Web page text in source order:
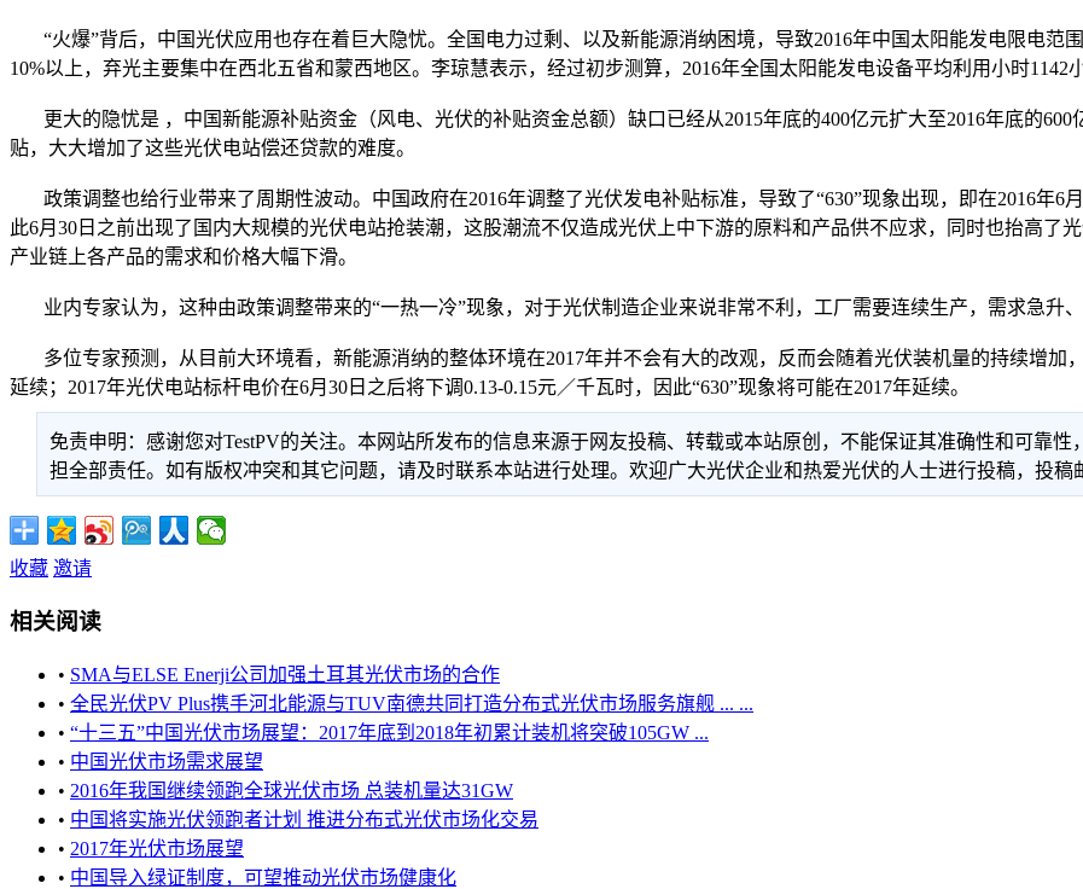
“火爆”背后，中国光伏应用也存在着巨大隐忧。全国电力过剩、以及新能源消纳困境，导致2016年中国太阳能发电限电范
10%以上，弃光主要集中在西北五省和蒙西地区。李琼慧表示，经过初步测算，2016年全国太阳能发电设备平均利用小时1142
更大的隐忧是 ，中国新能源补贴资金（风电、光伏的补贴资金总额）缺口已经从2015年底的400亿元扩大至2016年底的
贴，大大增加了这些光伏电站偿还贷款的难度。
政策调整也给行业带来了周期性波动。中国政府在2016年调整了光伏发电补贴标准，导致了“630”现象出现，即在2016年6
此6月30日之前出现了国内大规模的光伏电站抢装潮，这股潮流不仅造成光伏上中下游的原料和产品供不应求，同时也抬高了
产业链上各产品的需求和价格大幅下滑。
业内专家认为，这种由政策调整带来的“一热一冷”现象，对于光伏制造企业来说非常不利，工厂需要连续生产，需求急升、
多位专家预测，从目前大环境看，新能源消纳的整体环境在2017年并不会有大的改观，反而会随着光伏装机量的持续增加
延续；2017年光伏电站标杆电价在6月30日之后将下调0.13-0.15元／千瓦时，因此“630”现象将可能在2017年延续。
免责申明：感谢您对TestPV的关注。本网站所发布的信息来源于网友投稿、转载或本站原创，不能保证其准确性和可靠
担全部责任。如有版权冲突和其它问题，请及时联系本站进行处理。欢迎广大光伏企业和热爱光伏的人士进行投稿，投稿邮
收藏 邀请
相关阅读
• SMA与ELSE Enerji公司加强土耳其光伏市场的合作
• 全民光伏PV Plus携手河北能源与TUV南德共同打造分布式光伏市场服务旗舰 ... ...
• “十三五”中国光伏市场展望：2017年底到2018年初累计装机将突破105GW ...
• 中国光伏市场需求展望
• 2016年我国继续领跑全球光伏市场 总装机量达31GW
• 中国将实施光伏领跑者计划 推进分布式光伏市场化交易
• 2017年光伏市场展望
• 中国导入绿证制度，可望推动光伏市场健康化